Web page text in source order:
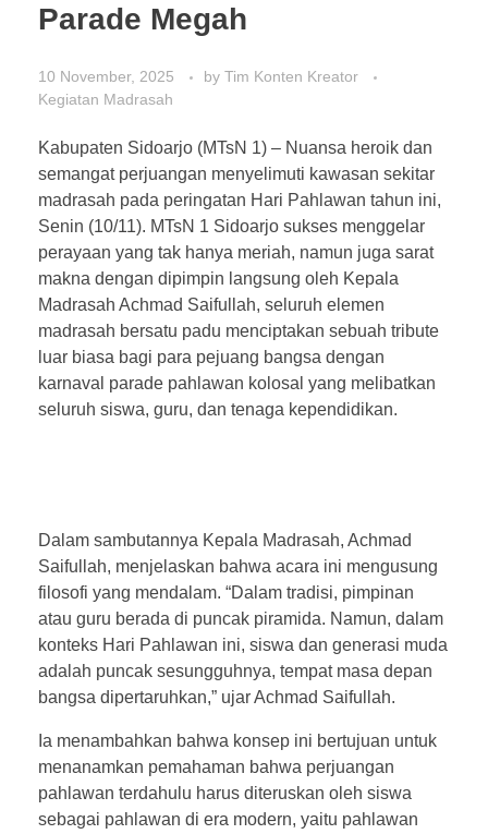
Parade Megah
10 November, 2025 by Tim Konten Kreator
Kegiatan Madrasah
Kabupaten Sidoarjo (MTsN 1) – Nuansa heroik dan
semangat perjuangan menyelimuti kawasan sekitar
madrasah pada peringatan Hari Pahlawan tahun ini,
Senin (10/11). MTsN 1 Sidoarjo sukses menggelar
perayaan yang tak hanya meriah, namun juga sarat
makna dengan dipimpin langsung oleh Kepala
Madrasah Achmad Saifullah, seluruh elemen
madrasah bersatu padu menciptakan sebuah tribute
luar biasa bagi para pejuang bangsa dengan
karnaval parade pahlawan kolosal yang melibatkan
seluruh siswa, guru, dan tenaga kependidikan.
Dalam sambutannya Kepala Madrasah, Achmad
Saifullah, menjelaskan bahwa acara ini mengusung
filosofi yang mendalam. “Dalam tradisi, pimpinan
atau guru berada di puncak piramida. Namun, dalam
konteks Hari Pahlawan ini, siswa dan generasi muda
adalah puncak sesungguhnya, tempat masa depan
bangsa dipertaruhkan,” ujar Achmad Saifullah.
Ia menambahkan bahwa konsep ini bertujuan untuk
menanamkan pemahaman bahwa perjuangan
pahlawan terdahulu harus diteruskan oleh siswa
sebagai pahlawan di era modern, yaitu pahlawan